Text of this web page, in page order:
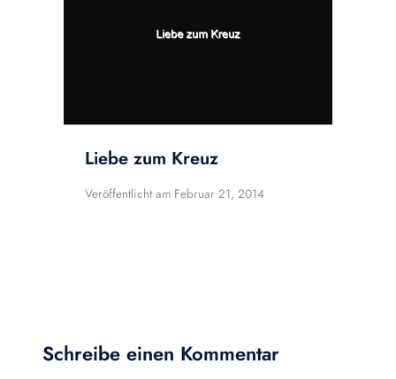
Liebe zum Kreuz
Veröffentlicht am Februar 21, 2014
Schreibe einen Kommentar